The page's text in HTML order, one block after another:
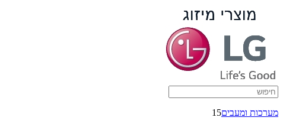
מערכות ומעבים15